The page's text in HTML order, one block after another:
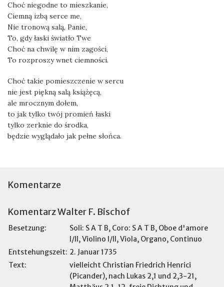
Choć niegodne to mieszkanie,
Ciemną izbą serce me,
Nie tronową salą, Panie,
To, gdy łaski światło Twe
Choć na chwilę w nim zagości,
To rozproszy wnet ciemności.
Choć takie pomieszczenie w sercu
nie jest piękną salą książęcą,
ale mrocznym dołem,
to jak tylko twój promień łaski
tylko zerknie do środka,
będzie wyglądało jak pełne słońca.
Komentarze
Komentarz Walter F. Bischof
Besetzung:
Soli: S A T B, Coro: S A T B, Oboe d'amore
I/II, Violino I/II, Viola, Organo, Continuo
Entstehungszeit: 2. Januar 1735
Text:
vielleicht Christian Friedrich Henrici
(Picander), nach Lukas 2,1 und 2,3-21,